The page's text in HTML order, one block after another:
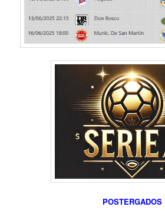
POSTERGADOS